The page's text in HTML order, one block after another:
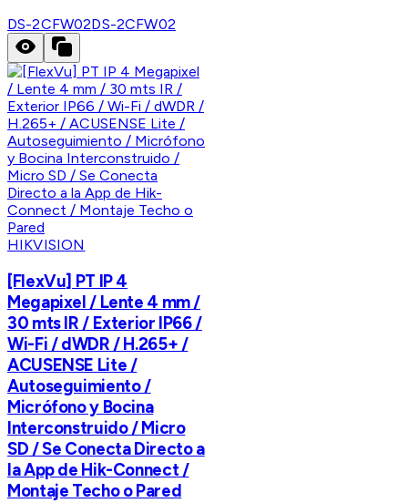
DS-2CFW02DS-2CFW02
HIKVISION
[FlexVu] PT IP 4
Megapixel / Lente 4 mm /
30 mts IR / Exterior IP66 /
Wi-Fi / dWDR / H.265+ /
ACUSENSE Lite /
Autoseguimiento /
Micrófono y Bocina
Interconstruido / Micro
SD / Se Conecta Directo a
la App de Hik-Connect /
Montaje Techo o Pared